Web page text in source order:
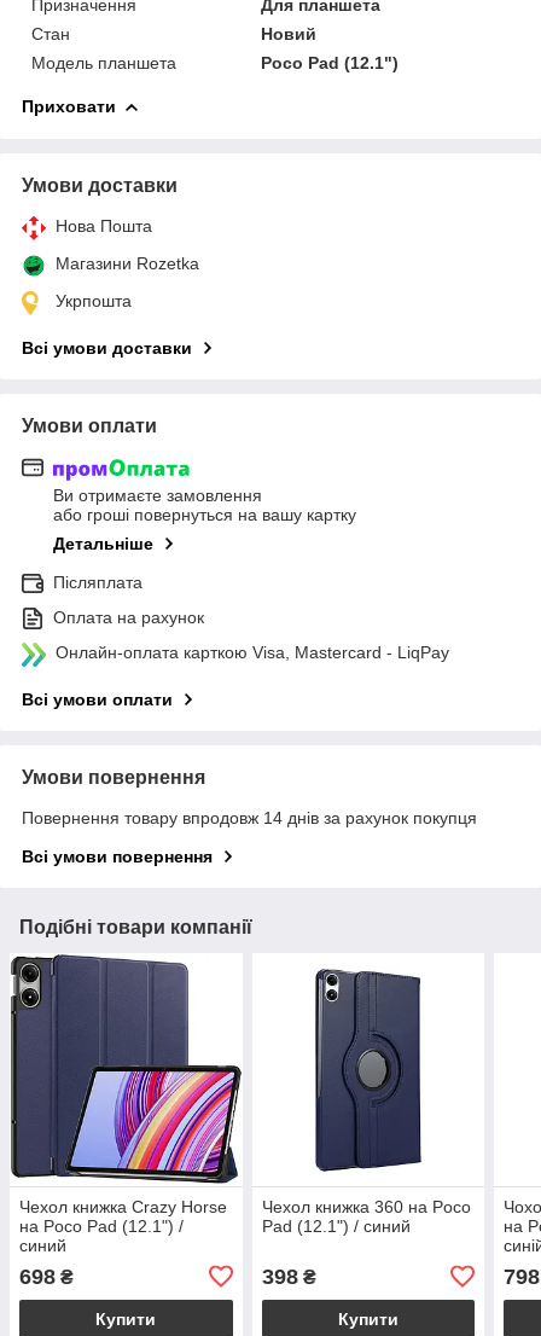
Призначення
Для планшета
Стан
Новий
Модель планшета
Poco Pad (12.1")
Приховати
Умови доставки
Нова Пошта
Магазини Rozetka
Укрпошта
Всі умови доставки
Умови оплати
Ви отримаєте замовлення
або гроші повернуться на вашу картку
Детальніше
Післяплата
Оплата на рахунок
Онлайн-оплата карткою Visa, Mastercard - LiqPay
Всі умови оплати
Умови повернення
Повернення товару впродовж 14 днів за рахунок покупця
Всі умови повернення
Подібні товари компанії
Чехол книжка Crazy Horse
на Poco Pad (12.1") /
синий
698 ₴
Купити
Чехол книжка 360 на Poco
Pad (12.1") / синий
398₴
Купити
на
798